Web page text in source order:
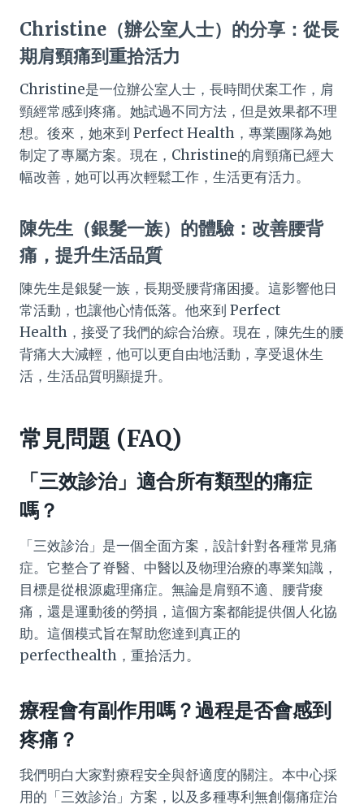
Christine（辦公室人士）的分享：從長
期肩頸痛到重拾活力
Christine是一位辦公室人士，長時間伏案工作，肩
頸經常感到疼痛。她試過不同方法，但是效果都不理
想。後來，她來到 Perfect Health，專業團隊為她
制定了專屬方案。現在，Christine的肩頸痛已經大
幅改善，她可以再次輕鬆工作，生活更有活力。
陳先生（銀髮一族）的體驗：改善腰背
痛，提升生活品質
陳先生是銀髮一族，長期受腰背痛困擾。這影響他日
常活動，也讓他心情低落。他來到 Perfect
Health，接受了我們的綜合治療。現在，陳先生的腰
背痛大大減輕，他可以更自由地活動，享受退休生
活，生活品質明顯提升。
常見問題 (FAQ)
「三效診治」適合所有類型的痛症
嗎？
「三效診治」是一個全面方案，設計針對各種常見痛
症。它整合了脊醫、中醫以及物理治療的專業知識，
目標是從根源處理痛症。無論是肩頸不適、腰背痠
痛，還是運動後的勞損，這個方案都能提供個人化協
助。這個模式旨在幫助您達到真正的
perfecthealth，重拾活力。
療程會有副作用嗎？過程是否會感到
疼痛？
我們明白大家對療程安全與舒適度的關注。本中心採
用的「三效診治」方案，以及多種專利無創傷痛症治